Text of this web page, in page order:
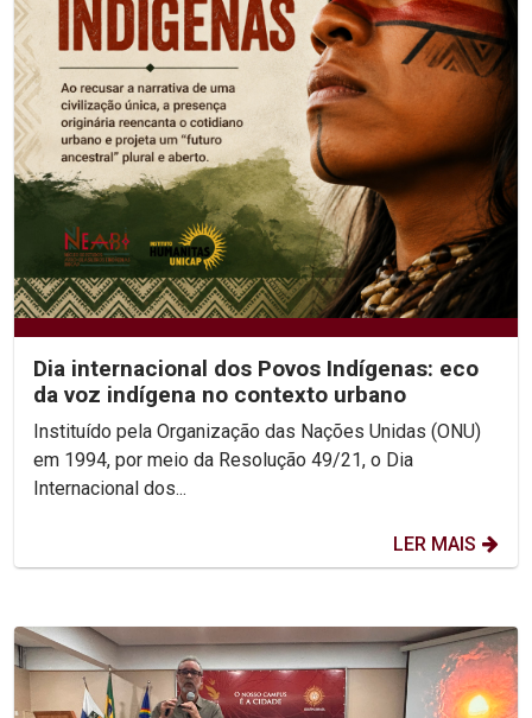
Dia internacional dos Povos Indígenas: eco
da voz indígena no contexto urbano
Instituído pela Organização das Nações Unidas (ONU)
em 1994, por meio da Resolução 49/21, o Dia
Internacional dos...
LER MAIS